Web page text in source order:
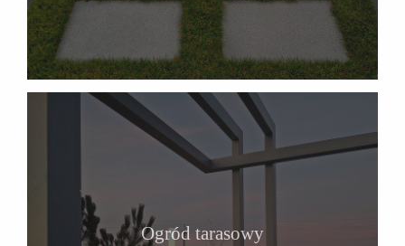
Ogród tarasowy